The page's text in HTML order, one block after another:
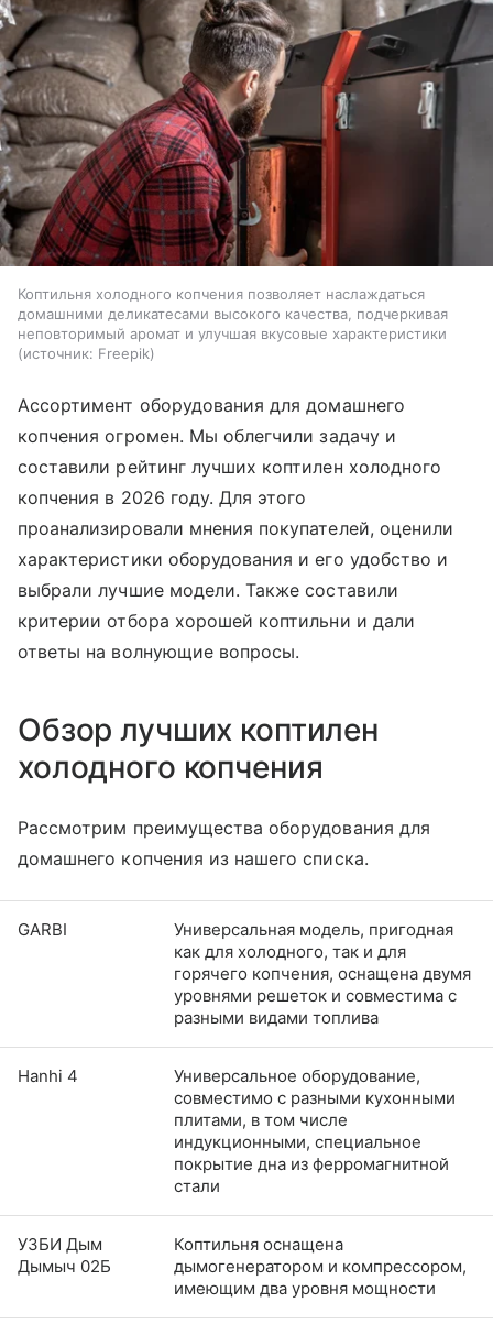
Коптильня холодного копчения позволяет наслаждаться
домашними деликатесами высокого качества, подчеркивая
неповторимый аромат и улучшая вкусовые характеристики
источник: Freepik
Ассортимент оборудования для домашнего
копчения огромен. Мы облегчили задачу и
составили рейтинг лучших коптилен холодного
копчения в 2026 году. Для этого
проанализировали мнения покупателей, оценили
характеристики оборудования и его удобство и
выбрали лучшие модели. Также составили
критерии отбора хорошей коптильни и дали
ответы на волнующие вопросы.
Обзор лучших коптилен
холодного копчения
Рассмотрим преимущества оборудования для
домашнего копчения из нашего списка.
GARBI
Универсальная модель, пригодная
как для холодного, так и для
горячего копчения, оснащена двумя
уровнями решеток и совместима с
разными видами топлива
Hanhi 4
Универсальное оборудование,
совместимо с разными кухонными
плитами, в том числе
индукционными, специальное
покрытие дна из ферромагнитной
стали
УЗБИ Дым
Дымыч 02Б
Коптильня оснащена
дымогенератором и компрессором,
имеющим два уровня мощности